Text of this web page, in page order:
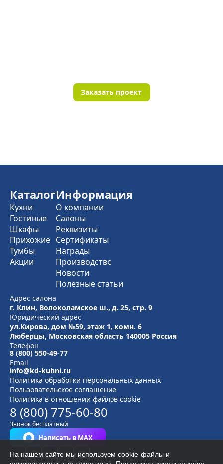
Заказать проект
Каталог
Кухни
Гостиные
Шкафы
Прихожие
Тумбы
Акции
Информация
О компании
Салоны
Реквизиты
Сертификаты
Награды
Производство
Новости
Полезные статьи
Адрес салона
г. Клин, Волоколамское ш., д. 25, стр. 9
Юридический адрес
ул.Кирова, дом №59, этаж 1, комн. 6
Люберцы, Московская область 140005 Россия
Телефон
8 (800) 550-49-77
Email
info@kd-kuhni.ru
Политика обработки персональных данных
Пользовательское соглашение
Политика в отношении файлов cookie
8 (800) 775-60-80
Звонок бесплатный
Написать в MAX
На нашем сайте мы используем cookie-файлы и